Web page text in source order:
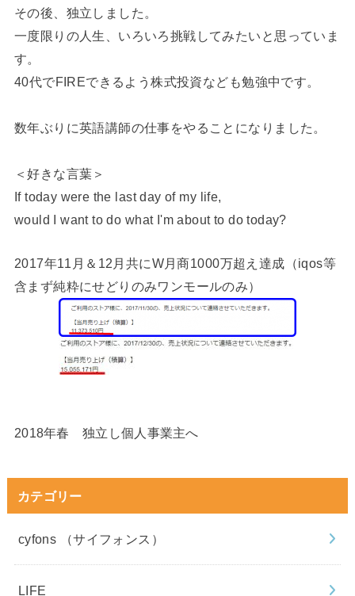
その後、独立しました。
一度限りの人生、いろいろ挑戦してみたいと思っていま
す。
40代でFIREできるよう株式投資なども勉強中です。
数年ぶりに英語講師の仕事をやることになりました。
＜好きな言葉＞
If today were the last day of my life,
would I want to do what I'm about to do today?
2017年11月＆12月共にW月商1000万超え達成（iqos等
含まず純粋にせどりのみワンモールのみ）
2018年春 独立し個人事業主へ
カテゴリー
cyfons （サイフォンス）
LIFE